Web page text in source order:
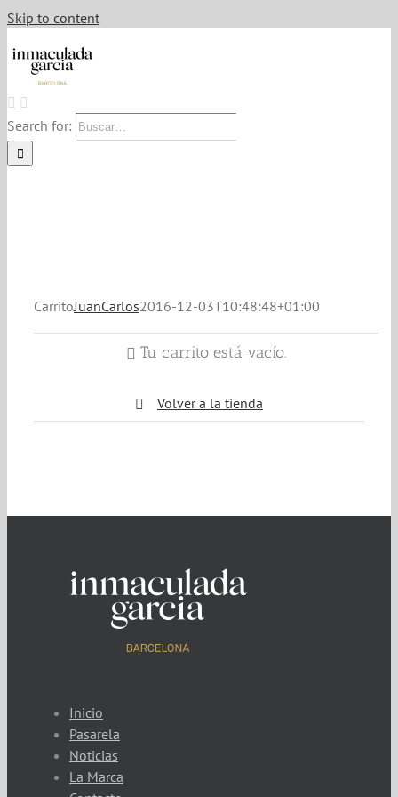
Skip to content
Search for:
CarritoJuanCarlos2016-12-03T10:48:48+01:00
Tu carrito está vacío.
Volver a la tienda
Inicio
Pasarela
Noticias
La Marca